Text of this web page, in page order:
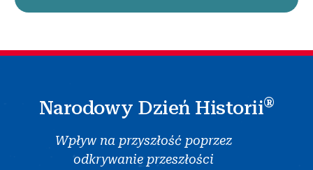
Narodowy Dzień Historii®
Wpływ na przyszłość poprzez
odkrywanie przeszłości